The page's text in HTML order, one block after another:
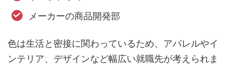
メーカーの商品開発部
色は生活と密接に関わっているため、アパレルやイ
ンテリア、デザインなど幅広い就職先が考えられま